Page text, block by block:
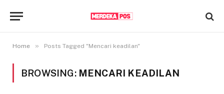
Home » Posts Tagged "Mencari keadilan"
BROWSING: MENCARI KEADILAN